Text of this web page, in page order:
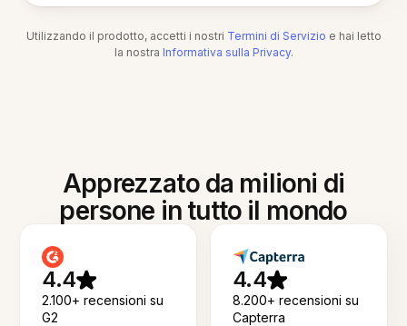
Utilizzando il prodotto, accetti i nostri Termini di Servizio e hai letto
la nostra Informativa sulla Privacy.
Apprezzato da milioni di
persone in tutto il mondo
4.4
2.100+ recensioni su
G2
4.4
8.200+ recensioni su
Capterra